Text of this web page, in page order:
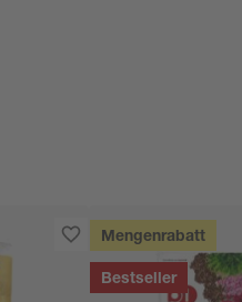
Mengenrabatt
Bestseller